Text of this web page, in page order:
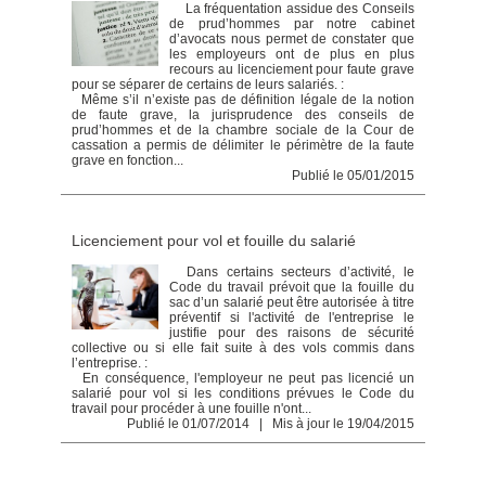
La fréquentation assidue des Conseils
de prud’hommes par notre cabinet
d’avocats nous permet de constater que
les employeurs ont de plus en plus
recours au licenciement pour faute grave
pour se séparer de certains de leurs salariés. :
Même s’il n’existe pas de définition légale de la notion
de faute grave, la jurisprudence des conseils de
prud’hommes et de la chambre sociale de la Cour de
cassation a permis de délimiter le périmètre de la faute
grave en fonction...
Publié le 05/01/2015
Licenciement pour vol et fouille du salarié
Dans certains secteurs d’activité, le
Code du travail prévoit que la fouille du
sac d’un salarié peut être autorisée à titre
préventif si l'activité de l'entreprise le
justifie pour des raisons de sécurité
collective ou si elle fait suite à des vols commis dans
l’entreprise. :
En conséquence, l'employeur ne peut pas licencié un
salarié pour vol si les conditions prévues le Code du
travail pour procéder à une fouille n'ont...
Publié le 01/07/2014 | Mis à jour le 19/04/2015